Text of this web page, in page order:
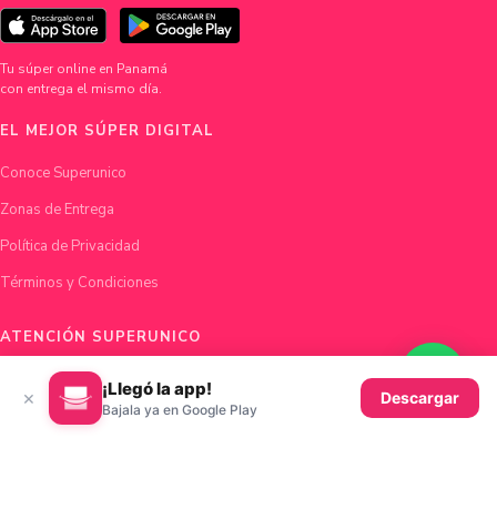
Tu súper online en Panamá
con entrega el mismo día.
EL MEJOR SÚPER DIGITAL
Conoce Superunico
Zonas de Entrega
Política de Privacidad
Términos y Condiciones
ATENCIÓN SUPERUNICO
Chatea con nosotros
× ¡Llegó la app!
Bajala ya en Google Play
Descargar